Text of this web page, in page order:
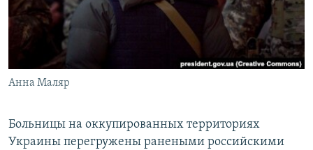
ПОБЕДИТЕЛЕЙ НЕ СУДЯТ?
КРЫМ.НЕПОКОРЕННЫЙ
ELIFBE
УКРАИНСКАЯ ПРОБЛЕМА КРЫМА
ПРИСОЕДИНЯЙТЕСЬ!
Анна Маляр
Больницы на оккупированных территориях
Украины перегружены ранеными российскими